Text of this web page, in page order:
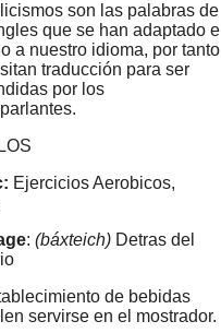
son las palabras de
que se han adaptado e
a nuestro idioma, por tanto
traducción para ser
por los
Ejercicios Aerobicos,
: (báxteich) Detras del
de bebidas
servirse en el mostrador.